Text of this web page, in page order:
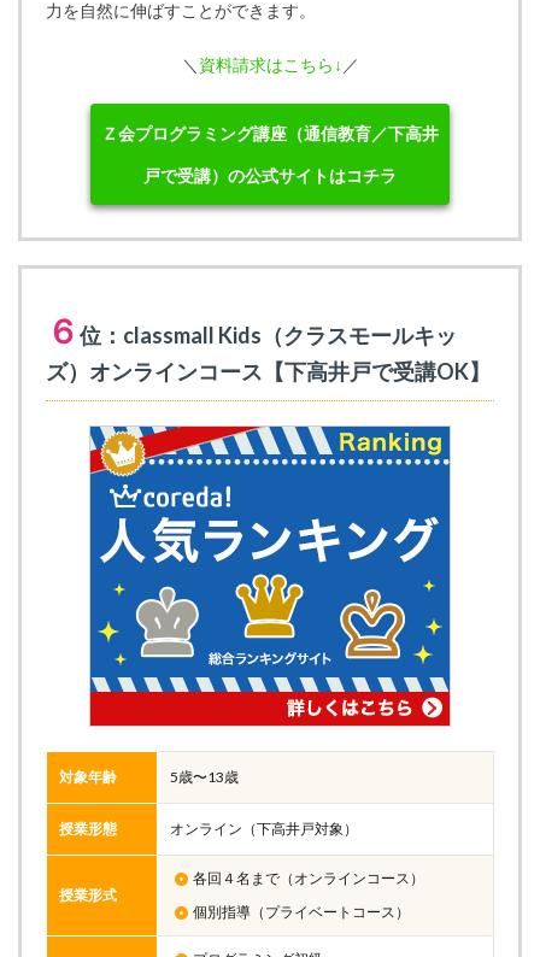
力を自然に伸ばすことができます。
＼ 資料請求はこちら↓ ／
Ｚ会プログラミング講座（通信教育／下高井
戸で受講）の公式サイトはコチラ
６ 位：classmall Kids（クラスモールキッ
ズ）オンラインコース【下高井戸で受講OK】
対象年齢 5歳〜13歳
授業形態 オンライン（下高井戸対象）
授業形式
各回４名まで（オンラインコース）
個別指導（プライベートコース）